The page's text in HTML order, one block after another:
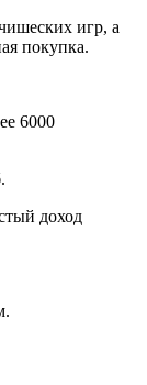
игр, а
покупка.
6000
доход